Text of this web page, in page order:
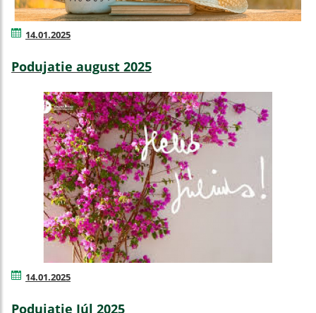
14.01.2025
Podujatie august 2025
14.01.2025
Podujatie Júl 2025